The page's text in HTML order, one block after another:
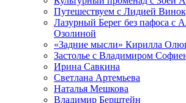
Путешествуем с Лидией
Лазурный Берег без пафоса с
Озолиной
«Задние мысли» Кирилла
Застолье с Владимиром
Ирина Савкина
Светлана Артемьева
Наталья Мешкова
Владимир Берштейн